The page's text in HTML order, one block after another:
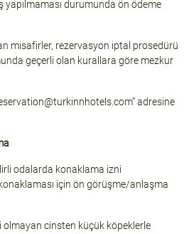
durumunda ön ödeme
misafirler, rezervasyon iptal prosedürü
geçerli olan kurallara göre mezkur
” adresine
odalarda konaklama izni
için ön görüşme/anlaşma
cinsten küçük köpeklerle